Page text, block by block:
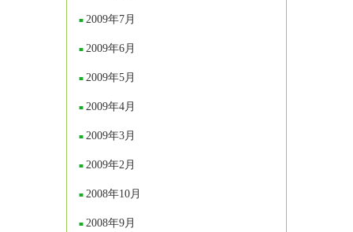
2009年7月
2009年6月
2009年5月
2009年4月
2009年3月
2009年2月
2008年10月
2008年9月